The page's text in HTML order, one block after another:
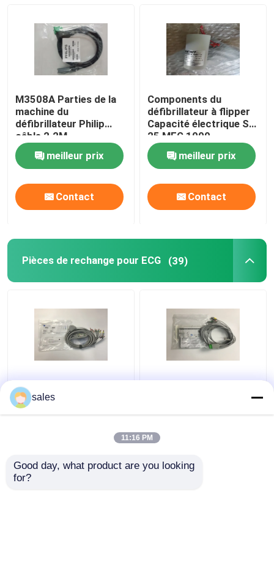
M3508A Parties de la
machine du
défibrillateur Philip
câble 2.2M
989803197111
meilleur prix
Contact
Components du
défibrillateur à flipper
Capacité électrique SP
25 MEG 1000
453564222111-B
meilleur prix
Contact
Pièces de rechange pour ECG (39)
10 Pièces de
remplacement ECG en
plomb Cable
3 Cable de tronc d'ECG
à plomb 2106309-002
sales
11:16 PM
Good day, what product are you looking
for?